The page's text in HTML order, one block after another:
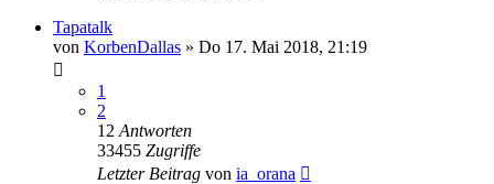
Tapatalk
von KorbenDallas » Do 17. Mai 2018, 21:19
1
2
12 Antworten
33455 Zugriffe
Letzter Beitrag von ia_orana